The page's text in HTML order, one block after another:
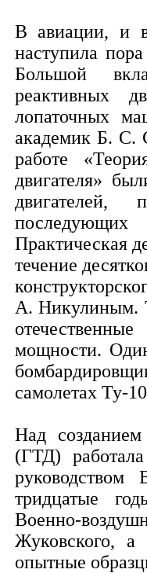
В авиации, и
наступила
Большой
реактивных
лопаточных
академик Б. С.
работе
двигателя»
двигателей,
Практическая
течение
А. Никулиным.
мощности.
самолетах Ту-
Над созданием
(ГТД)
тридцатые
Военно-
Жуковского, а
опытные